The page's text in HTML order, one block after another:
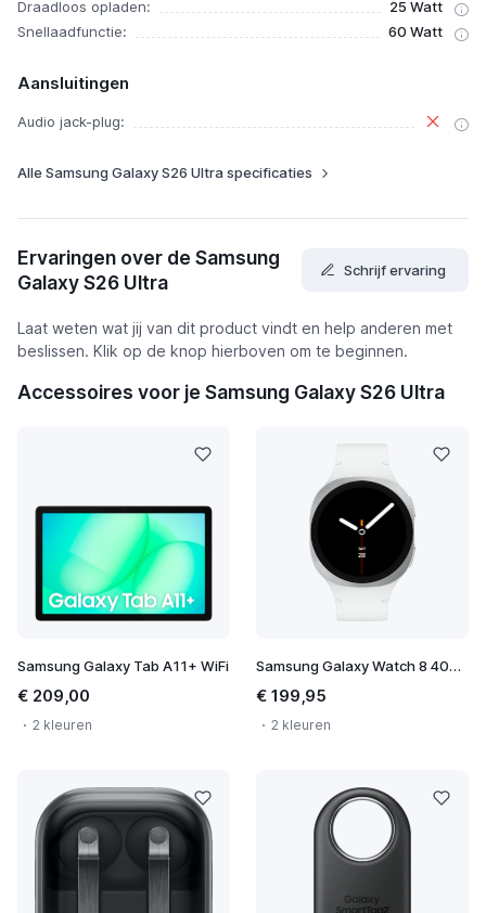
Draadloos opladen:
25 Watt
Snellaadfunctie:
60 Watt
Aansluitingen
Audio jack-plug:
Alle Samsung Galaxy S26 Ultra specificaties
Ervaringen over de Samsung
Galaxy S26 Ultra
Schrijf ervaring
Laat weten wat jij van dit product vindt en help anderen met
beslissen. Klik op de knop hierboven om te beginnen.
Accessoires voor je Samsung Galaxy S26 Ultra
Samsung Galaxy Tab A11+ WiFi
€ 209,00
2 kleuren
Samsung Galaxy Watch 8 40mm
€ 199,95
2 kleuren